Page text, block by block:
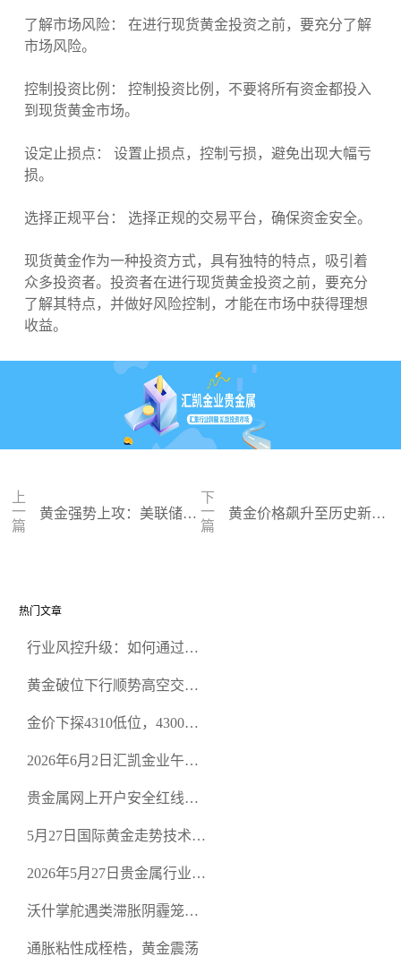
了解市场风险： 在进行现货黄金投资之前，要充分了解
市场风险。
控制投资比例： 控制投资比例，不要将所有资金都投入
到现货黄金市场。
设定止损点： 设置止损点，控制亏损，避免出现大幅亏
损。
选择正规平台： 选择正规的交易平台，确保资金安全。
现货黄金作为一种投资方式，具有独特的特点，吸引着
众多投资者。投资者在进行现货黄金投资之前，要充分
了解其特点，并做好风险控制，才能在市场中获得理想
收益。
上
一
篇
黄金强势上攻：美联储降
下
一
篇
黄金价格飙升至历史新
热门文章
行业风控升级：如何通过正
规黄金开户交易平台？
黄金破位下行顺势高空交易
金价下探4310低位，4300关
2026年6月2日汇凯金业午盘
空头清算算法如何布防？
贵金属网上开户安全红线：
恶意洗盘陷阱
5月27日国际黄金走势技术盘
规黄金平台全方位行情解析
2026年5月27日贵金属行业新
正规贵金属开户平台迎开户
热潮
沃什掌舵遇类滞胀阴霾笼
通胀粘性成桎梏，黄金震荡